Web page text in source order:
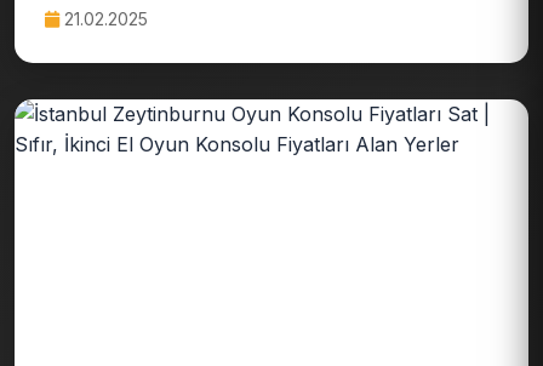
21.02.2025